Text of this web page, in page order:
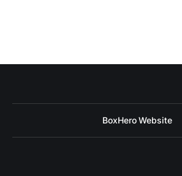
BoxHero Website